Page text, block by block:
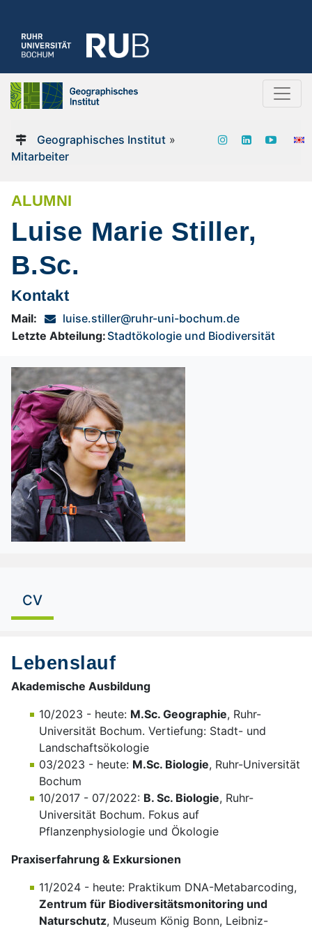
Geographisches Institut»
Mitarbeiter
ALUMNI
Luise Marie Stiller,
B.Sc.
Kontakt
Mail:
luise.stiller@ruhr-uni-bochum.de
Letzte Abteilung: Stadtökologie und Biodiversität
CV
Lebenslauf
Akademische Ausbildung
10/2023 - heute: M.Sc. Geographie, Ruhr-
Universität Bochum. Vertiefung: Stadt- und
Landschaftsökologie
03/2023 - heute: M.Sc. Biologie, Ruhr-Universität
Bochum
10/2017 - 07/2022: B. Sc. Biologie, Ruhr-
Universität Bochum. Fokus auf
Pflanzenphysiologie und Ökologie
Praxiserfahrung & Exkursionen
11/2024 - heute: Praktikum DNA-Metabarcoding,
Zentrum für Biodiversitätsmonitoring und
Naturschutz, Museum König Bonn, Leibniz-